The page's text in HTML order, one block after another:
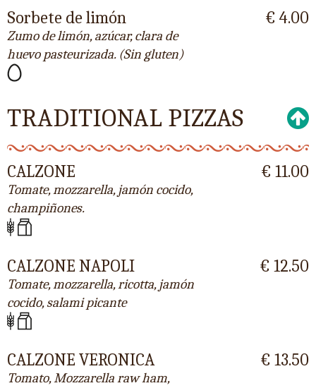
Sorbete de limón
Zumo de limón, azúcar, clara de
huevo pasteurizada. (Sin gluten)
€ 4.00
TRADITIONAL PIZZAS
CALZONE
Tomate, mozzarella, jamón cocido,
champiñones.
€ 11.00
CALZONE NAPOLI
Tomate, mozzarella, ricotta, jamón
cocido, salami picante
€ 12.50
CALZONE VERONICA
Tomato, Mozzarella raw ham,
€ 13.50